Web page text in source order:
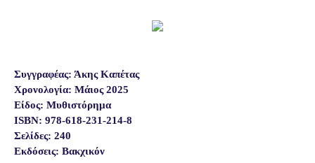
Συγγραφέας: Άκης Καπέτας
Χρονολογία: Μάιος 2025
Είδος: Μυθιστόρημα
ISBN: 978-618-231-214-8
Σελίδες: 240
Εκδόσεις: Βακχικόν